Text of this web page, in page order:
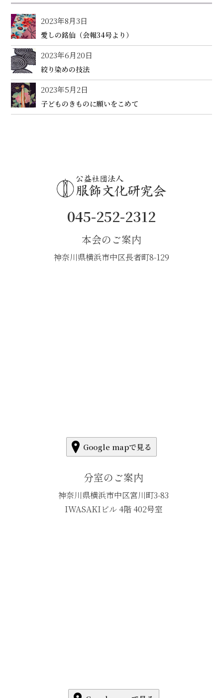
2023年8月3日
愛しの銘仙（会報34号より）
2023年6月20日
絞り染めの技法
2023年5月2日
子どものきものに願いをこめて
045-252-2312
本会のご案内
神奈川県横浜市中区長者町8-129
Google mapで見る
分室のご案内
神奈川県横浜市中区宮川町3-83
IWASAKIビル 4階 402号室